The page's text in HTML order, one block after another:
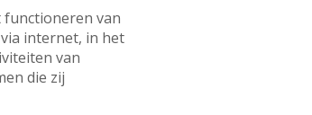
functioneren van
internet, in het
van
die zij